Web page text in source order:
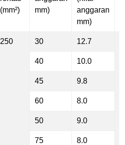
(mm²)
mm)
anggaran
mm)
250 30 12.7
40 10.0
45 9.8
60 8.0
50 9.0
75 8.0